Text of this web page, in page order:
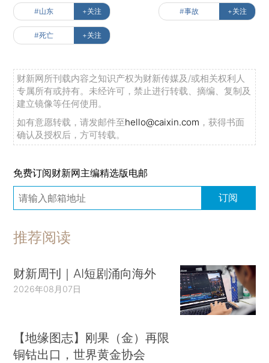
#山东 +关注 #事故 +关注
#死亡 +关注
财新网所刊载内容之知识产权为财新传媒及/或相关权利人
专属所有或持有。未经许可，禁止进行转载、摘编、复制及
建立镜像等任何使用。
如有意愿转载，请发邮件至hello@caixin.com ，获得书面
确认及授权后，方可转载。
免费订阅财新网主编精选版电邮
订阅
推荐阅读
财新周刊｜AI短剧涌向海外
2026年08月07日
【地缘图志】刚果（金）再限
铜钴出口，世界黄金协会